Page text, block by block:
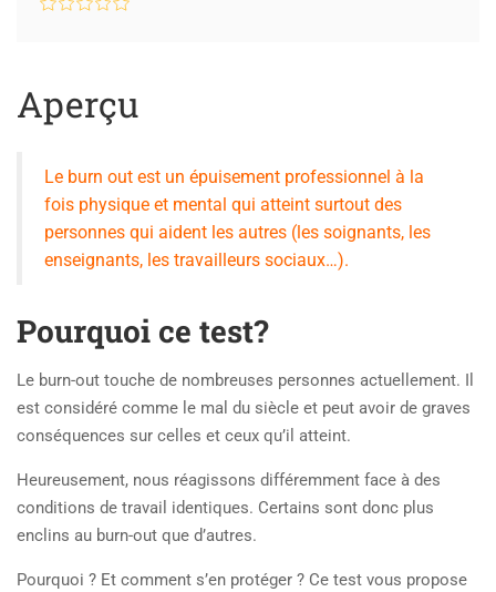
Aperçu
Le burn out est un épuisement professionnel à la
fois physique et mental qui atteint surtout des
personnes qui aident les autres (les soignants, les
enseignants, les travailleurs sociaux…).
Pourquoi ce test?
Le burn-out touche de nombreuses personnes actuellement. Il
est considéré comme le mal du siècle et peut avoir de graves
conséquences sur celles et ceux qu’il atteint.
Heureusement, nous réagissons différemment face à des
conditions de travail identiques. Certains sont donc plus
enclins au burn-out que d’autres.
Pourquoi ? Et comment s’en protéger ? Ce test vous propose